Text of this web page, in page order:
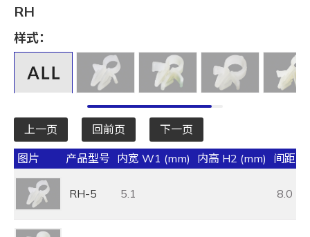
适用PC板-板厚 T1 (mm)
RH
样式：
上一页 回前页 下一页
图片 产品型号 内宽 W1 (mm) 内高 H2 (mm) 间距
RH-5 5.1 8.0